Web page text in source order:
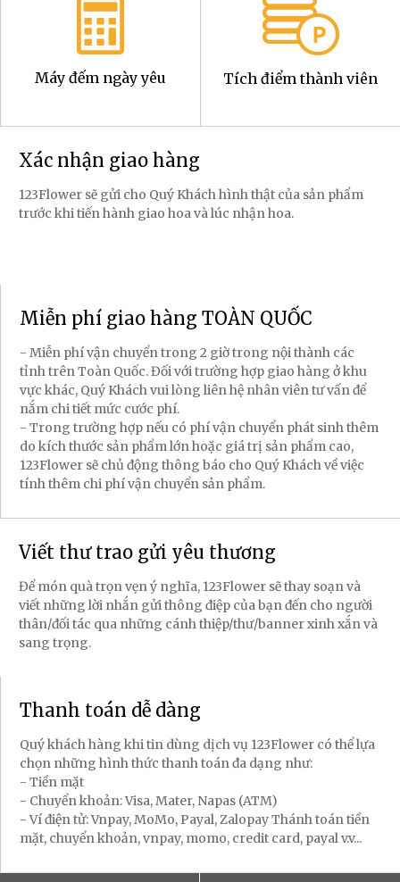
Máy đếm ngày yêu Tích điểm thành viên
Xác nhận giao hàng
123Flower sẽ gửi cho Quý Khách hình thật của sản phẩm
trước khi tiến hành giao hoa và lúc nhận hoa.
Miễn phí giao hàng TOÀN QUỐC
- Miễn phí vận chuyển trong 2 giờ trong nội thành các
tỉnh trên Toàn Quốc. Đối với trường hợp giao hàng ở khu
vực khác, Quý Khách vui lòng liên hệ nhân viên tư vấn để
nắm chi tiết mức cước phí.
- Trong trường hợp nếu có phí vận chuyển phát sinh thêm
do kích thước sản phẩm lớn hoặc giá trị sản phẩm cao,
123Flower sẽ chủ động thông báo cho Quý Khách về việc
tính thêm chi phí vận chuyển sản phẩm.
Viết thư trao gửi yêu thương
Để món quà trọn vẹn ý nghĩa, 123Flower sẽ thay soạn và
viết những lời nhắn gửi thông điệp của bạn đến cho người
thân/đối tác qua những cánh thiệp/thư/banner xinh xắn và
sang trọng.
Thanh toán dễ dàng
Quý khách hàng khi tin dùng dịch vụ 123Flower có thể lựa
chọn những hình thức thanh toán đa dạng như:
- Tiền mặt
- Chuyển khoản: Visa, Mater, Napas (ATM)
- Ví điện tử: Vnpay, MoMo, Payal, Zalopay Thánh toán tiền
mặt, chuyển khoản, vnpay, momo, credit card, payal v.v...